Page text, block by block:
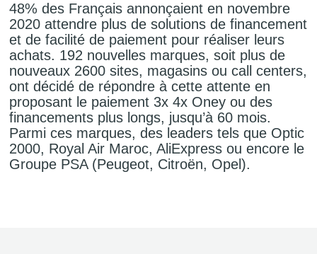
48% des Français annonçaient en novembre
2020 attendre plus de solutions de financement
et de facilité de paiement pour réaliser leurs
achats. 192 nouvelles marques, soit plus de
nouveaux 2600 sites, magasins ou call centers,
ont décidé de répondre à cette attente en
proposant le paiement 3x 4x Oney ou des
financements plus longs, jusqu’à 60 mois.
Parmi ces marques, des leaders tels que Optic
2000, Royal Air Maroc, AliExpress ou encore le
Groupe PSA (Peugeot, Citroën, Opel).